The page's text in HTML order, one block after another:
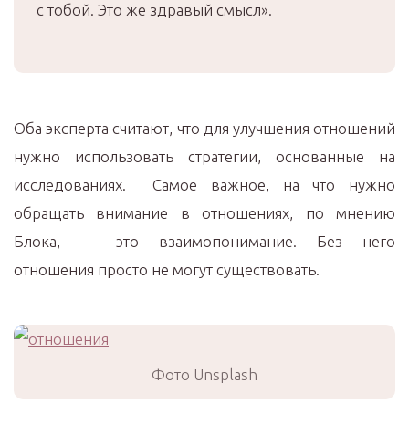
с тобой. Это же здравый смысл».
Оба эксперта считают, что для улучшения отношений
нужно использовать стратегии, основанные на
исследованиях. Самое важное, на что нужно
обращать внимание в отношениях, по мнению
Блока, — это взаимопонимание. Без него
отношения просто не могут существовать.
Фото Unsplash